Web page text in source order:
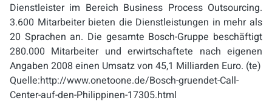
Dienstleister im Bereich Business Process Outsourcing.
3.600 Mitarbeiter bieten die Dienstleistungen in mehr als
20 Sprachen an. Die gesamte Bosch-Gruppe beschäftigt
280.000 Mitarbeiter und erwirtschaftete nach eigenen
Angaben 2008 einen Umsatz von 45,1 Milliarden Euro. (te)
Quelle:http://www.onetoone.de/Bosch-gruendet-Call-
Center-auf-den-Philippinen-17305.html